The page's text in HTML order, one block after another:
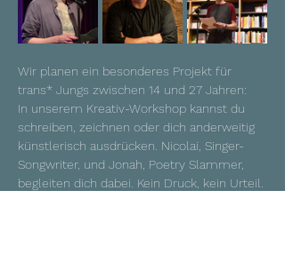
Wir planen ein besonderes Projekt für
trans* Jungs zwischen 14 und 27 Jahren:
In unserem Kreativ-Workshop kannst du
schreiben, zeichnen oder dich anderweitig
künstlerisch ausdrücken. Nicolai, Singer-
Songwriter, und Jonah, Poetry Slammer,
begleiten dich dabei. Kein Druck, kein Urteil.